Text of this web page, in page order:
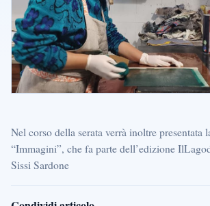
Nel corso della serata verrà inoltre presentata
“Immagini”, che fa parte dell’edizione
Sissi Sardone